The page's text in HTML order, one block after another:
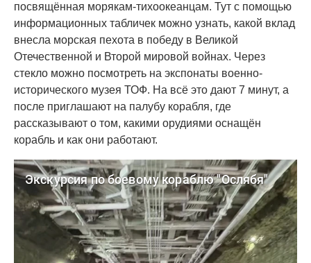
посвящённая морякам-тихоокеанцам. Тут с помощью
информационных табличек можно узнать, какой вклад
внесла морская пехота в победу в Великой
Отечественной и Второй мировой войнах. Через
стекло можно посмотреть на экспонаты военно-
исторического музея ТОФ. На всё это дают 7 минут, а
после приглашают на палубу корабля, где
рассказывают о том, какими орудиями оснащён
корабль и как они работают.